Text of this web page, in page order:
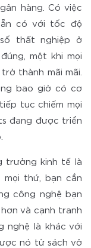
hàng. Có việc
có với tốc độ
thất nghiệp ở
một khi mọi
thành mãi mãi.
bao giờ có cơ
tục chiếm mọi
đang được triển
trưởng kinh tế là
thứ, bạn cần
công nghệ bạn
và cạnh tranh
nghệ là khác với
nó từ sách vở